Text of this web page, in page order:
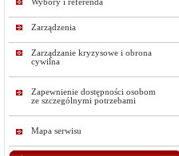
Wybory i referenda
Zarządzenia
Zarządzanie kryzysowe i obrona
cywilna
Zapewnienie dostępności osobom
ze szczególnymi potrzebami
Mapa serwisu